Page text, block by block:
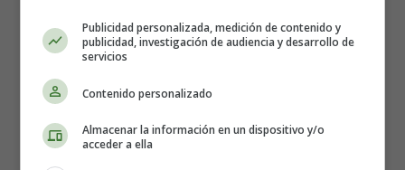
Leer más: Dibujo de Tarta con Vela - Colorear
Dibujos para Colorear día del
Publicidad personalizada, medición de contenido y
publicidad, investigación de audiencia y desarrollo de
servicios
Contenido personalizado
Almacenar la información en un dispositivo y/o
acceder a ella